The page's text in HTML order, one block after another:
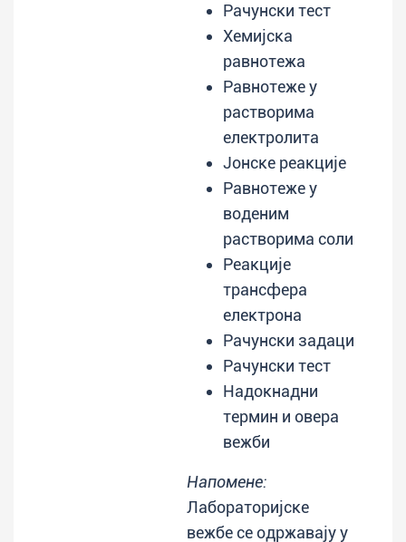
Рачунски тест
Хемијска
равнотежа
Равнотеже у
растворима
електролита
Јонске реакције
Равнотеже у
воденим
растворима соли
Реакције
трансфера
електрона
Рачунски задаци
Рачунски тест
Надокнадни
термин и овера
вежби
Напомене:
Лабораторијске
вежбе се одржавају у